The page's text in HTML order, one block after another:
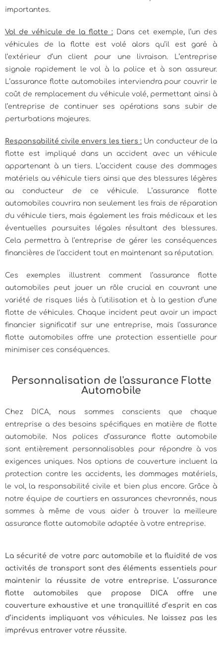
importantes.
Vol de véhicule de la flotte : Dans cet exemple, l’un des
véhicules de la flotte est volé alors qu’il est garé à
l’extérieur d’un client pour une livraison. L’entreprise
signale rapidement le vol à la police et à son assureur.
L’assurance flotte automobiles interviendra pour couvrir le
coût de remplacement du véhicule volé, permettant ainsi à
l’entreprise de continuer ses opérations sans subir de
perturbations majeures.
Responsabilité civile envers les tiers : Un conducteur de la
flotte est impliqué dans un accident avec un véhicule
appartenant à un tiers. L’accident cause des dommages
matériels au véhicule tiers ainsi que des blessures légères
au conducteur de ce véhicule. L’assurance flotte
automobiles couvrira non seulement les frais de réparation
du véhicule tiers, mais également les frais médicaux et les
éventuelles poursuites légales résultant des blessures.
Cela permettra à l’entreprise de gérer les conséquences
financières de l’accident tout en maintenant sa réputation.
Ces exemples illustrent comment l’assurance flotte
automobiles peut jouer un rôle crucial en couvrant une
variété de risques liés à l’utilisation et à la gestion d’une
flotte de véhicules. Chaque incident peut avoir un impact
financier significatif sur une entreprise, mais l’assurance
flotte automobiles offre une protection essentielle pour
minimiser ces conséquences.
Personnalisation de l'assurance Flotte
Automobile
Chez DICA, nous sommes conscients que chaque
entreprise a des besoins spécifiques en matière de flotte
automobile. Nos polices d’assurance flotte automobile
sont entièrement personnalisables pour répondre à vos
exigences uniques. Nos options de couverture incluent la
protection contre les accidents, les dommages matériels,
le vol, la responsabilité civile et bien plus encore. Grâce à
notre équipe de courtiers en assurances chevronnés, nous
sommes à même de vous aider à trouver la meilleure
assurance flotte automobile adaptée à votre entreprise.
La sécurité de votre parc automobile et la fluidité de vos
activités de transport sont des éléments essentiels pour
maintenir la réussite de votre entreprise. L’assurance
flotte automobiles que propose DICA offre une
couverture exhaustive et une tranquillité d’esprit en cas
d’incidents impliquant vos véhicules. Ne laissez pas les
imprévus entraver votre réussite.